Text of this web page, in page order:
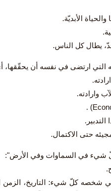
الأبديّة.
يطال كل الناس.
وارادته.
حتى الاكتمال.
كلّ شيء: التاريخ، الزمن